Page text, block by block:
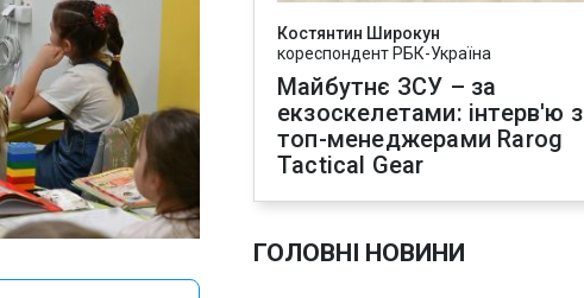
Костянтин Широкун
кореспондент РБК-Україна
Майбутнє ЗСУ – за
екзоскелетами: інтерв'ю з
топ-менеджерами Rarog
Tactical Gear
ГОЛОВНІ НОВИНИ